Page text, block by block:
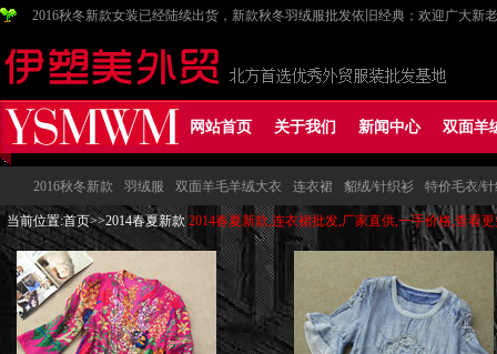
2016秋冬新款女装已经陆续出货，新款秋冬羽绒服批发依旧经典；欢迎广大
网站首页 关于我们 新闻中心 双面羊
2016秋冬新款 羽绒服 双面羊毛羊绒大衣 连衣裙 貂绒/针织衫 特价毛衣/
当前位置:首页>>2014春夏新款 2014春夏新款,连衣裙批发,厂家直供,一手价格,查看